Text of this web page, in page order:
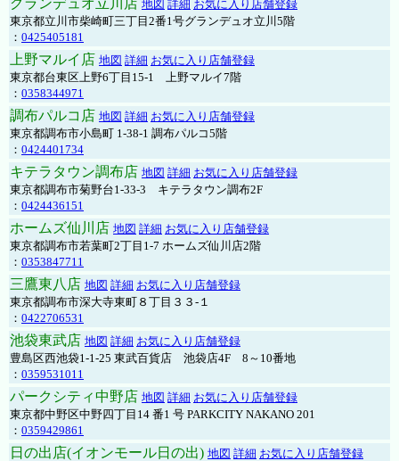
グランデュオ立川店 地図 詳細 お気に入り店舗登録
東京都立川市柴崎町三丁目2番1号グランデュオ立川5階
： 0425405181
上野マルイ店 地図 詳細 お気に入り店舗登録
東京都台東区上野6丁目15-1 上野マルイ7階
： 0358344971
調布パルコ店 地図 詳細 お気に入り店舗登録
東京都調布市小島町 1-38-1 調布パルコ5階
： 0424401734
キテラタウン調布店 地図 詳細 お気に入り店舗登録
東京都調布市菊野台1-33-3 キテラタウン調布2F
： 0424436151
ホームズ仙川店 地図 詳細 お気に入り店舗登録
東京都調布市若葉町2丁目1-7 ホームズ仙川店2階
： 0353847711
三鷹東八店 地図 詳細 お気に入り店舗登録
東京都調布市深大寺東町８丁目３３-１
： 0422706531
池袋東武店 地図 詳細 お気に入り店舗登録
豊島区西池袋1-1-25 東武百貨店 池袋店4F 8～10番地
： 0359531011
パークシティ中野店 地図 詳細 お気に入り店舗登録
東京都中野区中野四丁目14 番1 号 PARKCITY NAKANO 201
： 0359429861
日の出店(イオンモール日の出) 地図 詳細 お気に入り店舗登録